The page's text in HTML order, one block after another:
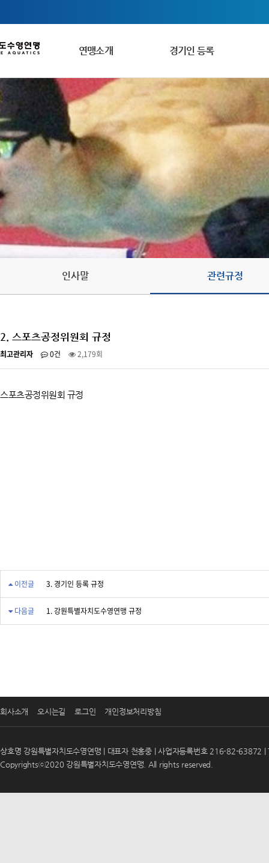
연맹소개 경기인 등록
인사말 관련규정
2. 스포츠공정위원회 규정
최고관리자 0건 2,179회
스포츠공정위원회 규정
이전글 3. 경기인 등록 규정
다음글 1. 강원특별자치도수영연맹 규정
회사소개 오시는길 로그인 개인정보처리방침
상호명 강원특별자치도수영연맹 | 대표자 천홍중 | 사업자등록번호 216-82-
Copyrightsⓒ2020 강원특별자치도수영연맹. All rights reserved.